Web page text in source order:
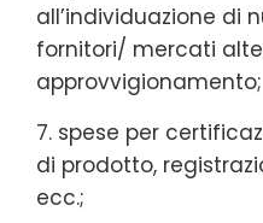
all’individuazione di
fornitori/ mercati
approvvigionamento;
7. spese per
di prodotto,
ecc.;